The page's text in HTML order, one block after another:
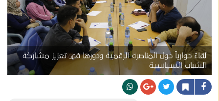
لقاءً حوارياً حول المناصرة الرقمية ودورها في تعزيز مشاركة
الشباب السياسية